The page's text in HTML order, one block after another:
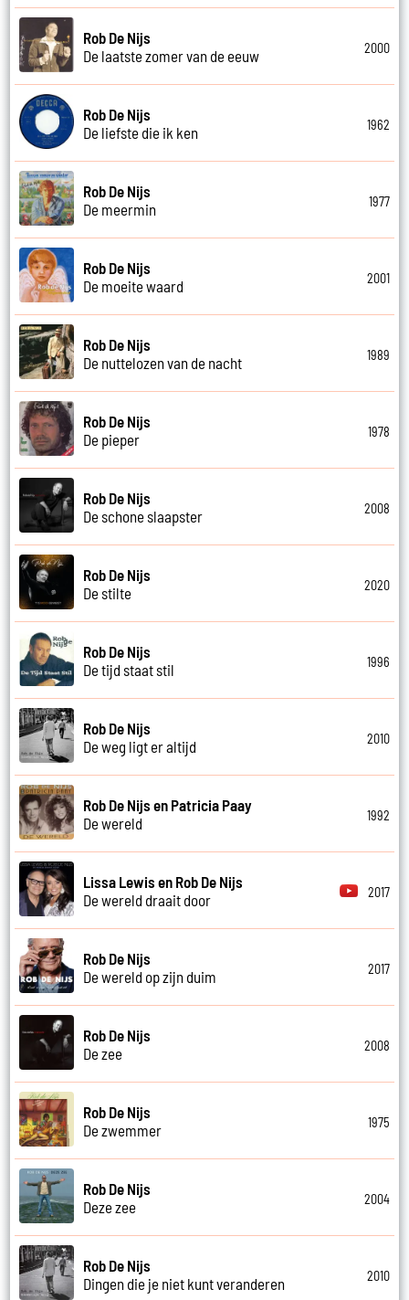
Rob De Nijs
De laatste zomer van de eeuw
2000
Rob De Nijs
De liefste die ik ken
1962
Rob De Nijs
De meermin
1977
Rob De Nijs
De moeite waard
2001
Rob De Nijs
De nuttelozen van de nacht
1989
Rob De Nijs
De pieper
1978
Rob De Nijs
De schone slaapster
2008
Rob De Nijs
De stilte
2020
Rob De Nijs
De tijd staat stil
1996
Rob De Nijs
De weg ligt er altijd
2010
Rob De Nijs en Patricia Paay
De wereld
1992
Lissa Lewis en Rob De Nijs
De wereld draait door
2017
Rob De Nijs
De wereld op zijn duim
2017
Rob De Nijs
De zee
2008
Rob De Nijs
De zwemmer
1975
Rob De Nijs
Deze zee
2004
Rob De Nijs
Dingen die je niet kunt veranderen
2010